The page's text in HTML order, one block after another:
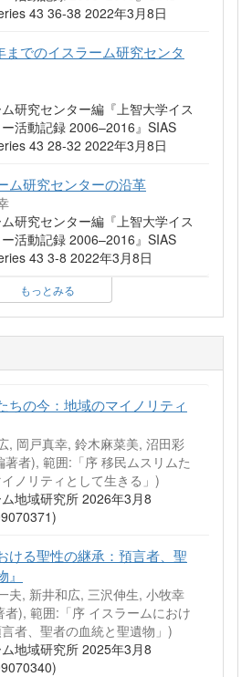
43 36-38 2022年3月8日
でのイスラーム研究センタ
研究センター編『上智大学イス
活動記録 2006–2016』SIAS
43 28-32 2022年3月8日
ム研究センターの沿革
研究センター編『上智大学イス
活動記録 2006–2016』SIAS
43 3-8 2022年3月8日
もっとみる
ちの今：地域のマイノリティ
, 岡戸真幸, 鈴木麻菜美, 沼田彩
者), 範囲:「序 移民ムスリムた
ノリティとして生きる」)
地域研究所 2026年3月8
ける聖性の継承：預言者、聖
夫, 新井和広, 三沢伸生, 小牧幸
), 範囲:「序 イスラームにおけ
者、聖者の血統と聖遺物」)
地域研究所 2025年3月8